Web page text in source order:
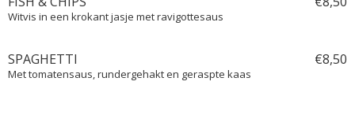
Witvis in een krokant jasje met ravigottesaus
SPAGHETTI €8,50
Met tomatensaus, rundergehakt en geraspte kaas